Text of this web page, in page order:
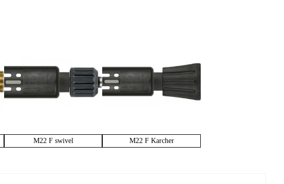
M22 F swivel M22 F Karcher